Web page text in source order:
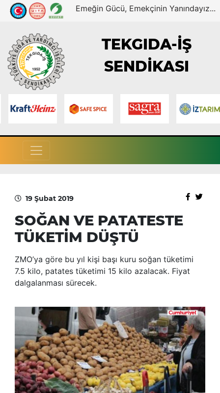
Emeğin Gücü, Emekçinin Yanındayız...
TEKGIDA-İŞ
SENDİKASI
19 Şubat 2019
SOĞAN VE PATATESTE
TÜKETİM DÜŞTÜ
ZMO’ya göre bu yıl kişi başı kuru soğan tüketimi
7.5 kilo, patates tüketimi 15 kilo azalacak. Fiyat
dalgalanması sürecek.